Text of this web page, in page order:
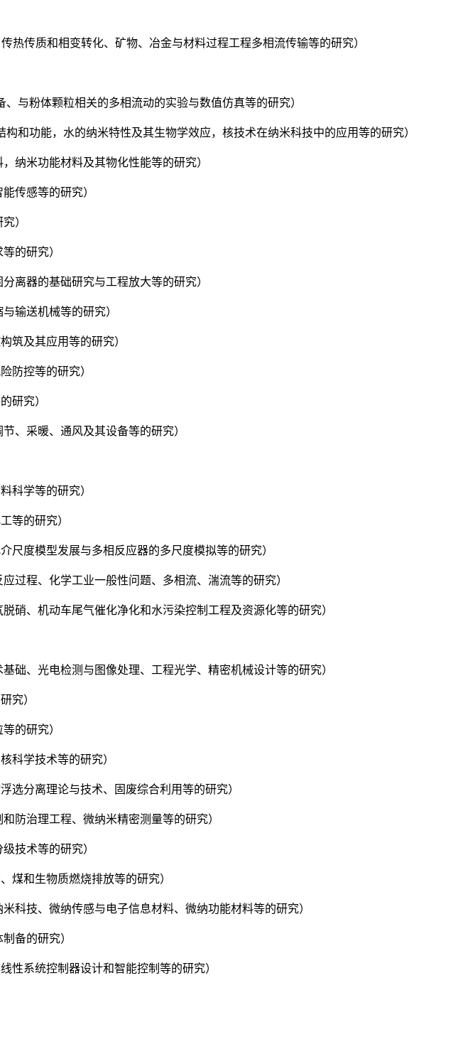
传质和相变转化、矿物、冶金与材料过程工程多相流传输等的研究）
与粉体颗粒相关的多相流动的实验与数值仿真等的研究）
和功能，水的纳米特性及其生物学效应，核技术在纳米科技中的应用等的研究）
纳米功能材料及其物化性能等的研究）
传感等的研究）
）
的研究）
离器的基础研究与工程放大等的研究）
输送机械等的研究）
筑及其应用等的研究）
防控等的研究）
研究）
、采暖、通风及其设备等的研究）
科学等的研究）
等的研究）
度模型发展与多相反应器的多尺度模拟等的研究）
过程、化学工业一般性问题、多相流、湍流等的研究）
硝、机动车尾气催化净化和水污染控制工程及资源化等的研究）
础、光电检测与图像处理、工程光学、精密机械设计等的研究）
究）
的研究）
科学技术等的研究）
分离理论与技术、固废综合利用等的研究）
防治理工程、微纳米精密测量等的研究）
技术等的研究）
煤和生物质燃烧排放等的研究）
科技、微纳传感与电子信息材料、微纳功能材料等的研究）
备的研究）
性系统控制器设计和智能控制等的研究）